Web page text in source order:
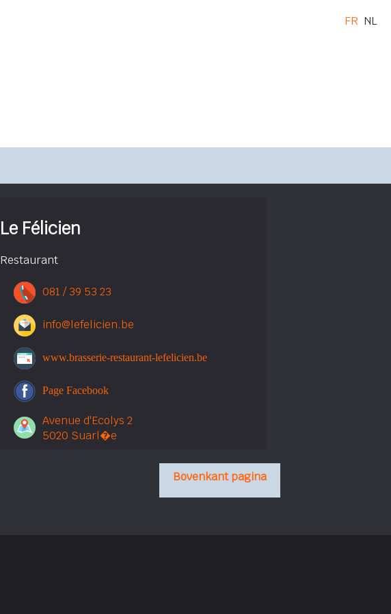
FR NL
Le Félicien
Restaurant
081 / 39 53 23
info@lefelicien.be
www.brasserie-restaurant-lefelicien.be
Page Facebook
Avenue d'Ecolys 2
5020 Suarl�e
Bovenkant pagina